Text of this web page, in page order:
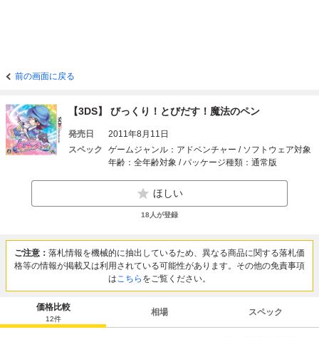
前の画面に戻る
【3DS】 びっくり！とびだす！魔法のペン
発売日
2011年8月11日
スペック
ゲームジャンル：アドベンチャー / ソフトウェア対象
年齢：全年齢対象 / パッケージ種類：通常版
ほしい
18人が登録
ご注意： 落札情報を機械的に抽出しているため、異なる商品に関する落札価
格等の情報が掲載又は利用されている可能性があります。その他の免責事項
はこちら をご覧ください。
価格比較
12件
相場 スペック